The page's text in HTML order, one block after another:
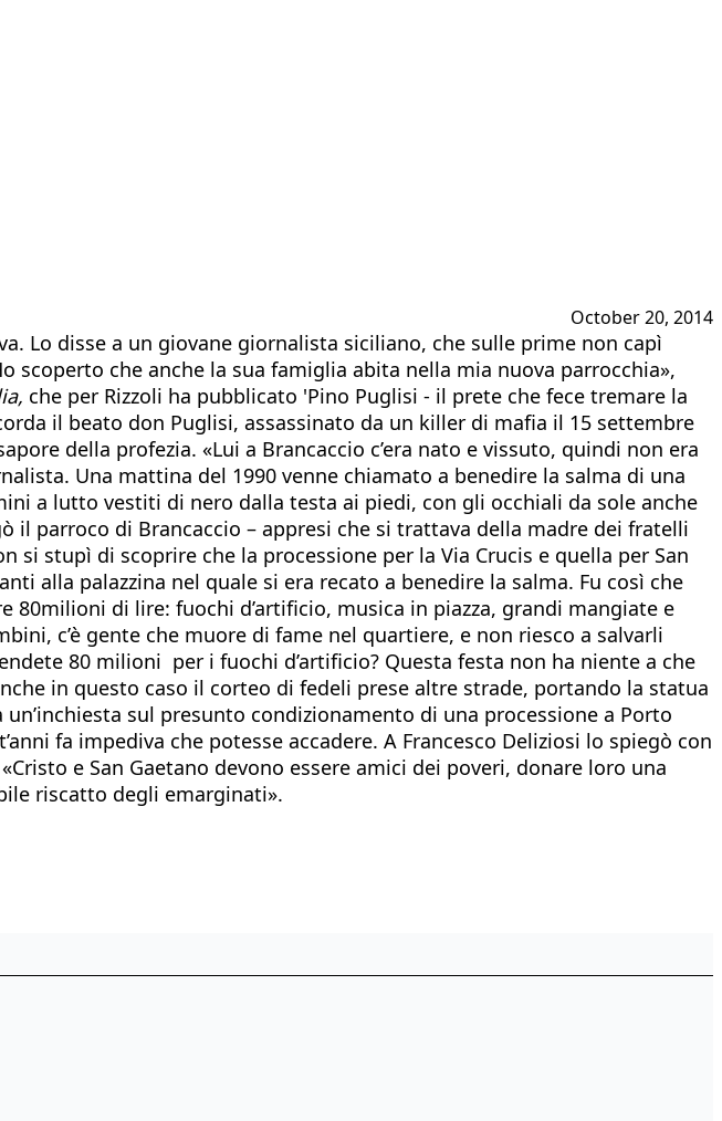
October 20, 2014
Lo disse a un giovane giornalista siciliano, che sulle prime non capì
scoperto che anche la sua famiglia abita nella mia nuova parrocchia»,
che per Rizzoli ha pubblicato 'Pino Puglisi - il prete che fece tremare la
il beato don Puglisi, assassinato da un killer di mafia il 15 settembre
della profezia. «Lui a Brancaccio c’era nato e vissuto, quindi non era
Una mattina del 1990 venne chiamato a benedire la salma di una
a lutto vestiti di nero dalla testa ai piedi, con gli occhiali da sole anche
il parroco di Brancaccio – appresi che si trattava della madre dei fratelli
si stupì di scoprire che la processione per la Via Crucis e quella per San
alla palazzina nel quale si era recato a benedire la salma. Fu così che
di lire: fuochi d’artificio, musica in piazza, grandi mangiate e
c’è gente che muore di fame nel quartiere, e non riesco a salvarli
80 milioni per i fuochi d’artificio? Questa festa non ha niente a che
in questo caso il corteo di fedeli prese altre strade, portando la statua
sul presunto condizionamento di una processione a Porto
fa impediva che potesse accadere. A Francesco Deliziosi lo spiegò con
e San Gaetano devono essere amici dei poveri, donare loro una
riscatto degli emarginati».